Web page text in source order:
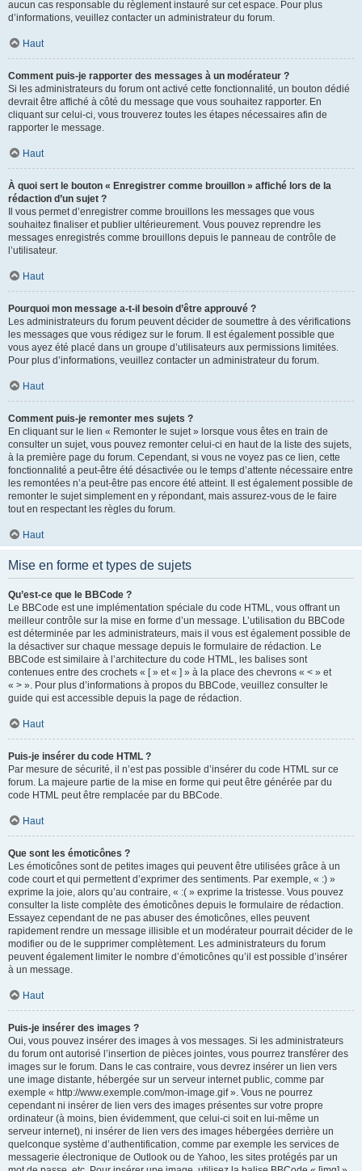
aucun cas responsable du règlement instauré sur cet espace. Pour plus
d’informations, veuillez contacter un administrateur du forum.
Haut
Comment puis-je rapporter des messages à un modérateur ?
Si les administrateurs du forum ont activé cette fonctionnalité, un bouton dédié
devrait être affiché à côté du message que vous souhaitez rapporter. En
cliquant sur celui-ci, vous trouverez toutes les étapes nécessaires afin de
rapporter le message.
Haut
À quoi sert le bouton « Enregistrer comme brouillon » affiché lors de la
rédaction d’un sujet ?
Il vous permet d’enregistrer comme brouillons les messages que vous
souhaitez finaliser et publier ultérieurement. Vous pouvez reprendre les
messages enregistrés comme brouillons depuis le panneau de contrôle de
l’utilisateur.
Haut
Pourquoi mon message a-t-il besoin d’être approuvé ?
Les administrateurs du forum peuvent décider de soumettre à des vérifications
les messages que vous rédigez sur le forum. Il est également possible que
vous ayez été placé dans un groupe d’utilisateurs aux permissions limitées.
Pour plus d’informations, veuillez contacter un administrateur du forum.
Haut
Comment puis-je remonter mes sujets ?
En cliquant sur le lien « Remonter le sujet » lorsque vous êtes en train de
consulter un sujet, vous pouvez remonter celui-ci en haut de la liste des sujets,
à la première page du forum. Cependant, si vous ne voyez pas ce lien, cette
fonctionnalité a peut-être été désactivée ou le temps d’attente nécessaire entre
les remontées n’a peut-être pas encore été atteint. Il est également possible de
remonter le sujet simplement en y répondant, mais assurez-vous de le faire
tout en respectant les règles du forum.
Haut
Mise en forme et types de sujets
Qu’est-ce que le BBCode ?
Le BBCode est une implémentation spéciale du code HTML, vous offrant un
meilleur contrôle sur la mise en forme d’un message. L’utilisation du BBCode
est déterminée par les administrateurs, mais il vous est également possible de
la désactiver sur chaque message depuis le formulaire de rédaction. Le
BBCode est similaire à l’architecture du code HTML, les balises sont
contenues entre des crochets « [ » et « ] » à la place des chevrons « < » et
« > ». Pour plus d’informations à propos du BBCode, veuillez consulter le
guide qui est accessible depuis la page de rédaction.
Haut
Puis-je insérer du code HTML ?
Par mesure de sécurité, il n’est pas possible d’insérer du code HTML sur ce
forum. La majeure partie de la mise en forme qui peut être générée par du
code HTML peut être remplacée par du BBCode.
Haut
Que sont les émoticônes ?
Les émoticônes sont de petites images qui peuvent être utilisées grâce à un
code court et qui permettent d’exprimer des sentiments. Par exemple, « :) »
exprime la joie, alors qu’au contraire, « :( » exprime la tristesse. Vous pouvez
consulter la liste complète des émoticônes depuis le formulaire de rédaction.
Essayez cependant de ne pas abuser des émoticônes, elles peuvent
rapidement rendre un message illisible et un modérateur pourrait décider de le
modifier ou de le supprimer complètement. Les administrateurs du forum
peuvent également limiter le nombre d’émoticônes qu’il est possible d’insérer
à un message.
Haut
Puis-je insérer des images ?
Oui, vous pouvez insérer des images à vos messages. Si les administrateurs
du forum ont autorisé l’insertion de pièces jointes, vous pourrez transférer des
images sur le forum. Dans le cas contraire, vous devrez insérer un lien vers
une image distante, hébergée sur un serveur internet public, comme par
exemple « http://www.exemple.com/mon-image.gif ». Vous ne pourrez
cependant ni insérer de lien vers des images présentes sur votre propre
ordinateur (à moins, bien évidemment, que celui-ci soit en lui-même un
serveur internet), ni insérer de lien vers des images hébergées derrière un
quelconque système d’authentification, comme par exemple les services de
messagerie électronique de Outlook ou de Yahoo, les sites protégés par un